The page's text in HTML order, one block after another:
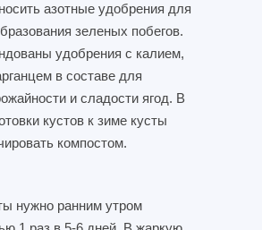
азотные удобрения для
зеленых побегов.
удобрения с калием,
в составе для
и сладости ягод. В
кустов к зиме кусты
компостом.
нужно ранним утром